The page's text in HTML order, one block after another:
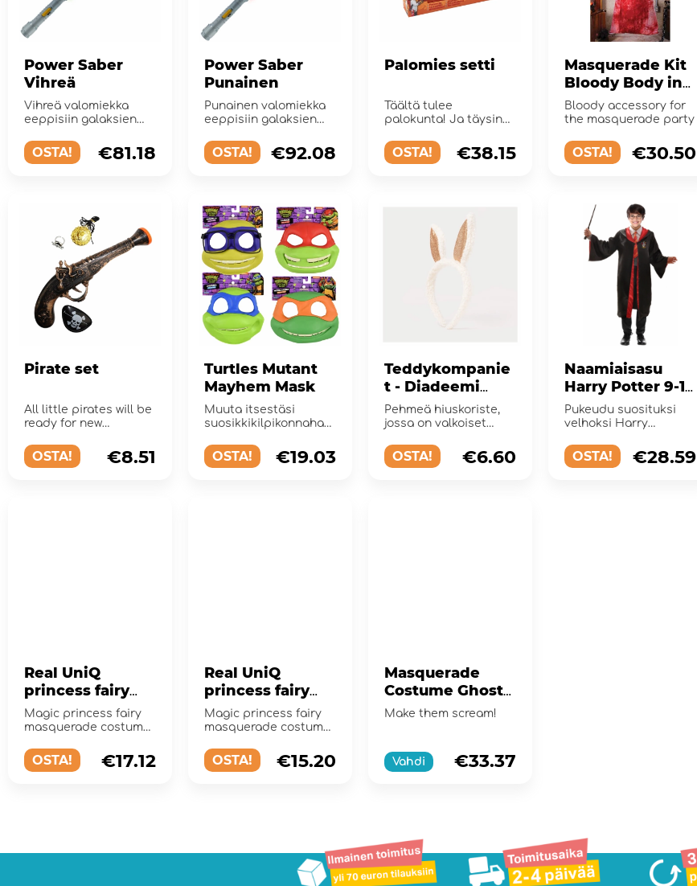
Power Saber
Vihreä
Vihreä valomiekka
eeppisiin galaksien
OSTA! €81.18
Power Saber
Punainen
Punainen valomiekka
eeppisiin galaksien
OSTA! €92.08
Palomies setti
Täältä tulee
palokunta! Ja täysin
tehtäv&#...
OSTA! €38.15
Masquerade Kit
Bloody Body in
Bag
Bloody accessory for
the masquerade party
OSTA! €30.50
Pirate set
All little pirates will be
ready for new
high seas with these
pirate a...
OSTA! €8.51
Turtles Mutant
Mayhem Mask
Muuta itsestäsi
suosikkikilpikonnahah
OSTA! €19.03
Teddykompanie
t - Diadeemi
Kani
Pehmeä hiuskoriste,
jossa on valkoiset
kimaltelevat kultaiset
yksit...
OSTA! €6.60
Naamiaisasu
Harry Potter 9-11
vuotta
Pukeudu suosituksi
velhoksi Harry
OSTA! €28.59
Real UniQ
princess fairy
rainbow color
Magic princess fairy
masquerade costume
OSTA! €17.12
Real UniQ
princess fairy
purple
Magic princess fairy
masquerade costume
OSTA! €15.20
Masquerade
Costume Ghost
Face Scream
Make them scream!
Vahdi €33.37